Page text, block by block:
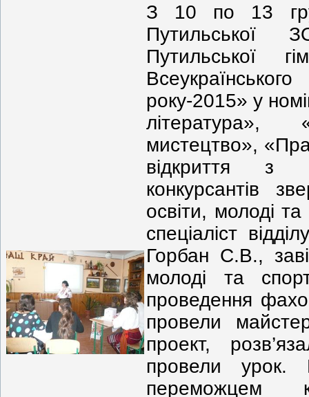
З 10 по 13
Путильської
Путильської
року-2015» у
література»,
мистецтво»,
відкриття з
конкурсантів
освіти, молоді
спеціаліст
Горбан С.В.,
молоді та
проведення
провели
проект,
провели урок.
переможцем